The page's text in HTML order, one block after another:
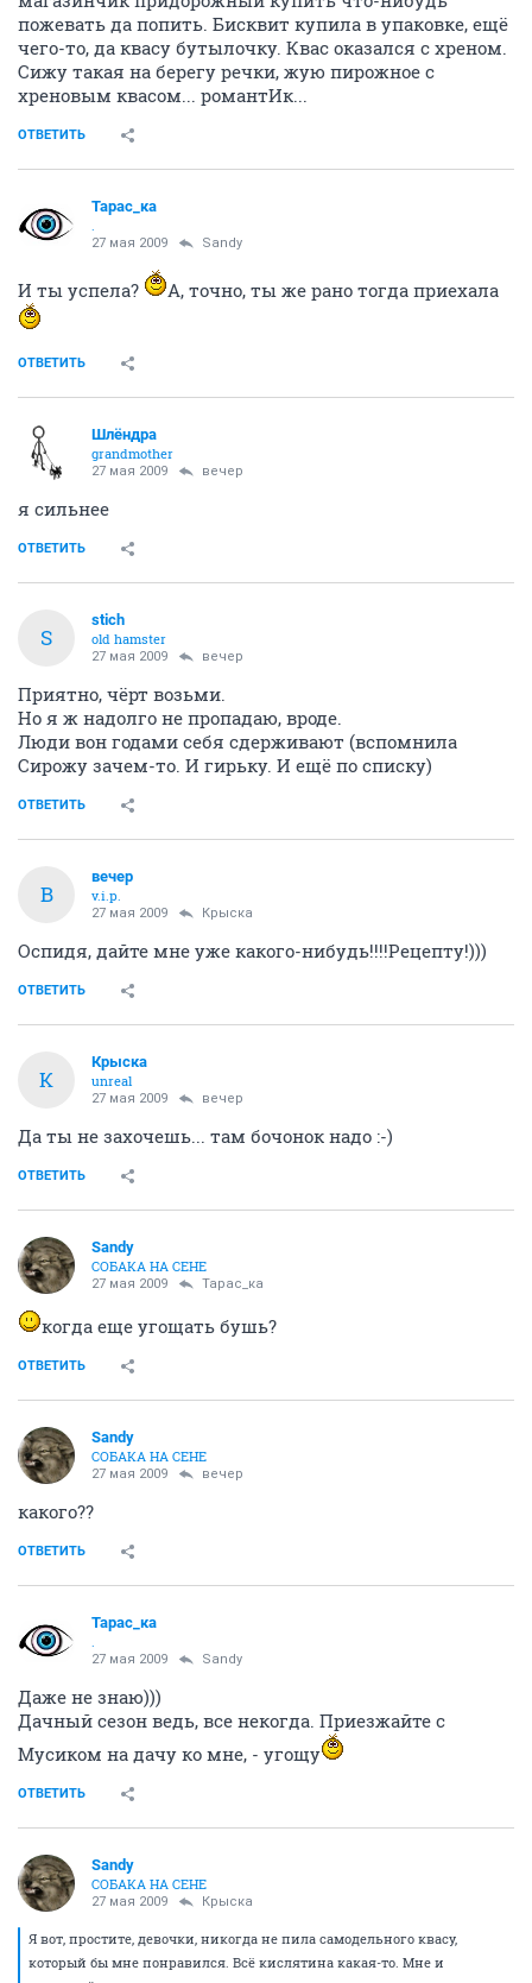
пожевать да попить. Бисквит купила в упаковке, ещё
чего-то, да квасу бутылочку. Квас оказался с хреном.
Сижу такая на берегу речки, жую пирожное с
хреновым квасом... романтИк...
ОТВЕТИТЬ
Тарас_ка
27 мая 2009 Sandy
И ты успела? А, точно, ты же рано тогда приехала
ОТВЕТИТЬ
Шлёндра
grandmother
27 мая 2009 вечер
я сильнее
ОТВЕТИТЬ
S
stich
old hamster
27 мая 2009 вечер
Приятно, чёрт возьми.
Но я ж надолго не пропадаю, вроде.
Люди вон годами себя сдерживают (вспомнила
Сирожу зачем-то. И гирьку. И ещё по списку)
ОТВЕТИТЬ
В
вечер
v.i.p.
27 мая 2009 Крыска
Оспидя, дайте мне уже какого-нибудь!!!!Рецепту!)))
ОТВЕТИТЬ
К
Крыска
unreal
27 мая 2009 вечер
Да ты не захочешь... там бочонок надо :-)
ОТВЕТИТЬ
Sandy
СОБАКА НА СЕНЕ
27 мая 2009 Тарас_ка
когда еще угощать бушь?
ОТВЕТИТЬ
Sandy
СОБАКА НА СЕНЕ
27 мая 2009 вечер
какого??
ОТВЕТИТЬ
Тарас_ка
27 мая 2009 Sandy
Даже не знаю)))
Дачный сезон ведь, все некогда. Приезжайте с
Мусиком на дачу ко мне, - угощу
ОТВЕТИТЬ
Sandy
СОБАКА НА СЕНЕ
27 мая 2009 Крыска
Я вот, простите, девочки, никогда не пила самодельного квасу,
который бы мне понравился. Всё кислятина какая-то. Мне и